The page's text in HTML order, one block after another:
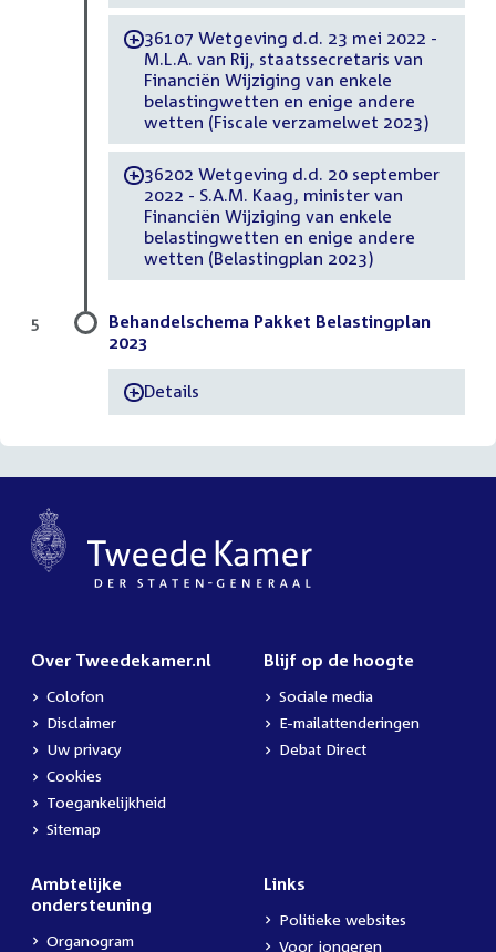
-36107 Wetgeving d.d. 23 mei 2022 -
M.L.A. van Rij, staatssecretaris van
Financiën Wijziging van enkele
belastingwetten en enige andere
wetten (Fiscale verzamelwet 2023)
-36202 Wetgeving d.d. 20 september
2022 - S.A.M. Kaag, minister van
Financiën Wijziging van enkele
belastingwetten en enige andere
wetten (Belastingplan 2023)
Behandelschema Pakket Belastingplan
2023
-Details
5
Over Tweedekamer.nl
Colofon
Disclaimer
Uw privacy
Cookies
Toegankelijkheid
Sitemap
Blijf op de hoogte
Sociale media
E-mailattenderingen
Debat Direct
Ambtelijke
ondersteuning
Organogram
Links
Politieke websites
Voor jongeren